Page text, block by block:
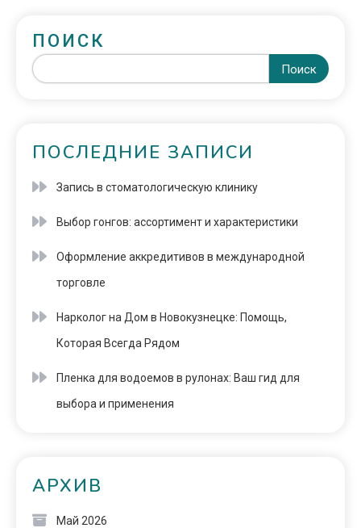
ПОИСК
Поиск
ПОСЛЕДНИЕ ЗАПИСИ
Запись в стоматологическую клинику
Выбор гонгов: ассортимент и характеристики
Оформление аккредитивов в международной
торговле
Нарколог на Дом в Новокузнецке: Помощь,
Которая Всегда Рядом
Пленка для водоемов в рулонах: Ваш гид для
выбора и применения
АРХИВ
Май 2026